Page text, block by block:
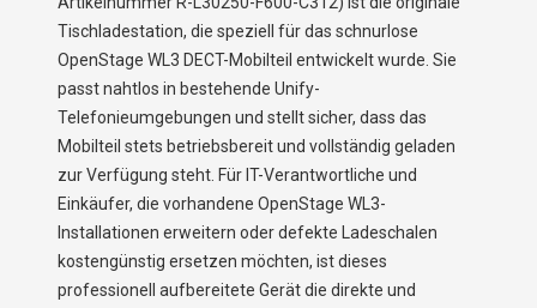
Tischladestation, die speziell für das schnurlose
OpenStage WL3 DECT-Mobilteil entwickelt wurde. Sie
passt nahtlos in bestehende Unify-
Telefonieumgebungen und stellt sicher, dass das
Mobilteil stets betriebsbereit und vollständig geladen
zur Verfügung steht. Für IT-Verantwortliche und
Einkäufer, die vorhandene OpenStage WL3-
Installationen erweitern oder defekte Ladeschalen
kostengünstig ersetzen möchten, ist dieses
professionell aufbereitete Gerät die direkte und